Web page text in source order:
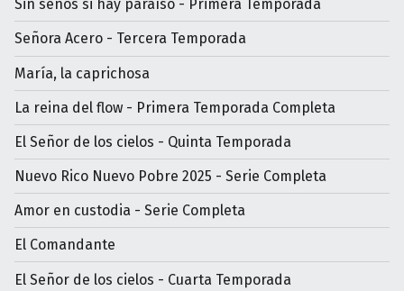
Sin senos si hay paraíso - Primera Temporada
Señora Acero - Tercera Temporada
María, la caprichosa
La reina del flow - Primera Temporada Completa
El Señor de los cielos - Quinta Temporada
Nuevo Rico Nuevo Pobre 2025 - Serie Completa
Amor en custodia - Serie Completa
El Comandante
El Señor de los cielos - Cuarta Temporada